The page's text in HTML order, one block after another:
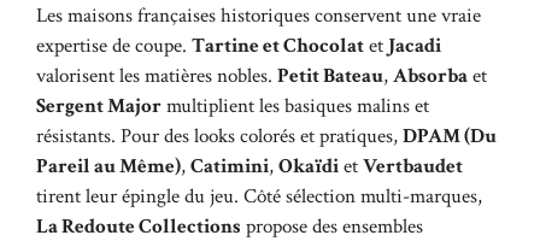
Les maisons françaises historiques conservent une vraie
expertise de coupe. Tartine et Chocolatet Jacadi
valorisent les matières nobles. Petit Bateau,Absorbaet
Sergent Majormultiplient les basiques malins et
résistants. Pour des looks colorés et pratiques,DPAM (Du
Pareil au Même),Catimini,OkaïdietVertbaudet
tirent leur épingle du jeu. Côté sélection multi-marques,
La Redoute Collections propose des ensembles